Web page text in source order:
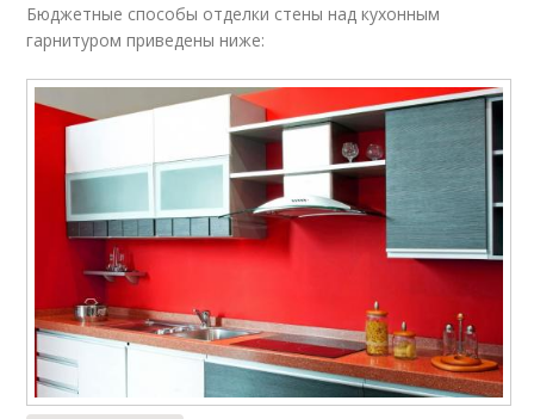
Бюджетные способы отделки стены над кухонным
гарнитуром приведены ниже: